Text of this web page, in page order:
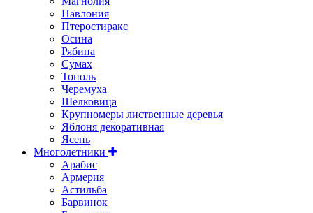
Павлония
Птеростиракс
Осина
Рябина
Сумах
Тополь
Черемуха
Шелковица
Крупномеры лиственные деревья
Яблоня декоративная
Ясень
Многолетники
Арабис
Армерия
Астильбa
Барвинок